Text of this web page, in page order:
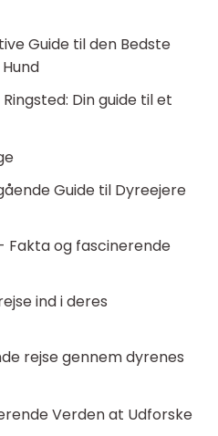
Guide til den Bedste
Din guide til et
Guide til Dyreejere
Fakta og fascinerende
ind i deres
rejse gennem dyrenes
Verden at Udforske